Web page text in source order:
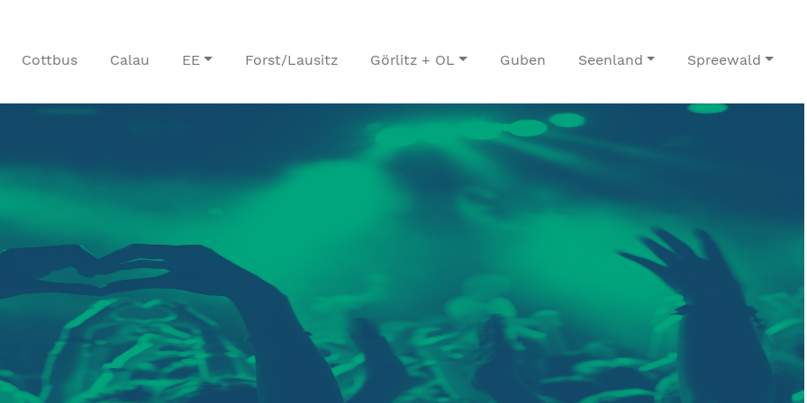
Cottbus Calau EE Forst/Lausitz Görlitz + OL Guben Seenland Spreewald